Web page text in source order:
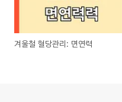
겨울철 혈당관리: 면연력